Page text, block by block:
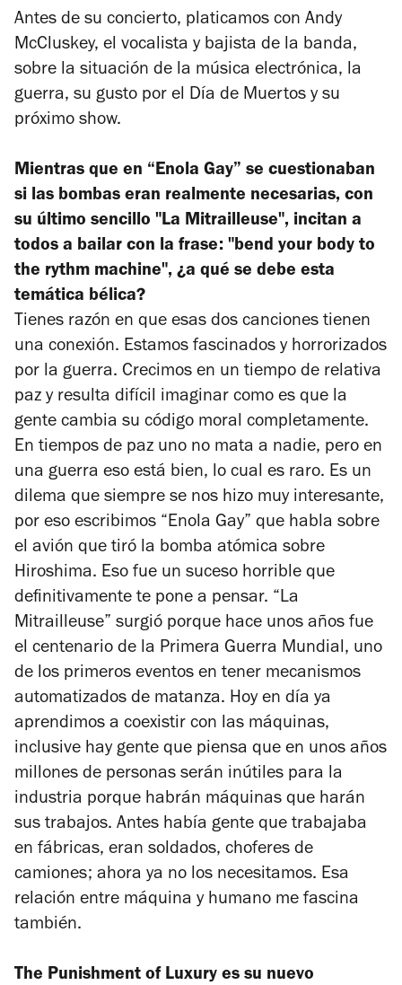
Antes de su concierto, platicamos con Andy
McCluskey, el vocalista y bajista de la banda,
sobre la situación de la música electrónica, la
guerra, su gusto por el Día de Muertos y su
próximo show.
Mientras que en “Enola Gay” se cuestionaban
si las bombas eran realmente necesarias, con
su último sencillo "La Mitrailleuse", incitan a
todos a bailar con la frase: "bend your body to
the rythm machine", ¿a qué se debe esta
temática bélica?
Tienes razón en que esas dos canciones tienen
una conexión. Estamos fascinados y horrorizados
por la guerra. Crecimos en un tiempo de relativa
paz y resulta difícil imaginar como es que la
gente cambia su código moral completamente.
En tiempos de paz uno no mata a nadie, pero en
una guerra eso está bien, lo cual es raro. Es un
dilema que siempre se nos hizo muy interesante,
por eso escribimos “Enola Gay” que habla sobre
el avión que tiró la bomba atómica sobre
Hiroshima. Eso fue un suceso horrible que
definitivamente te pone a pensar. “La
Mitrailleuse” surgió porque hace unos años fue
el centenario de la Primera Guerra Mundial, uno
de los primeros eventos en tener mecanismos
automatizados de matanza. Hoy en día ya
aprendimos a coexistir con las máquinas,
inclusive hay gente que piensa que en unos años
millones de personas serán inútiles para la
industria porque habrán máquinas que harán
sus trabajos. Antes había gente que trabajaba
en fábricas, eran soldados, choferes de
camiones; ahora ya no los necesitamos. Esa
relación entre máquina y humano me fascina
también.
The Punishment of Luxury es su nuevo